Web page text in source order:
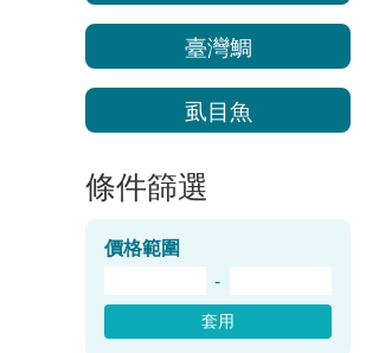
臺灣鯛
虱目魚
條件篩選
價格範圍
-
套用